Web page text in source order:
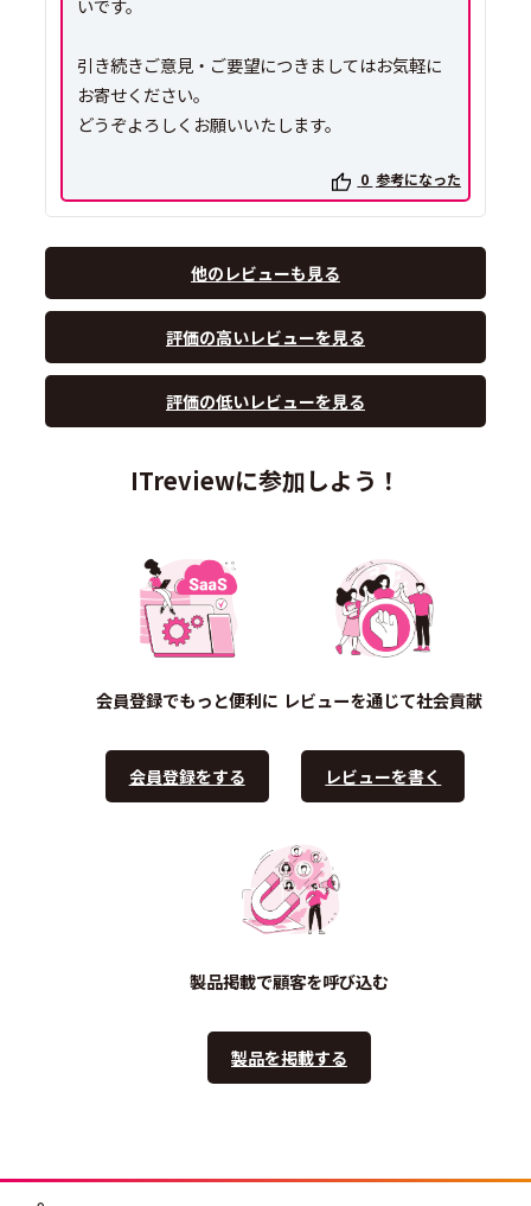
いです。
引き続きご意見・ご要望につきましてはお気軽に
お寄せください。
どうぞよろしくお願いいたします。
0 参考になった
他のレビューも見る
評価の高いレビューを見る
評価の低いレビューを見る
ITreviewに参加しよう！
会員登録でもっと便利に
会員登録をする
レビューを通じて社会貢献
レビューを書く
製品掲載で顧客を呼び込む
製品を掲載する